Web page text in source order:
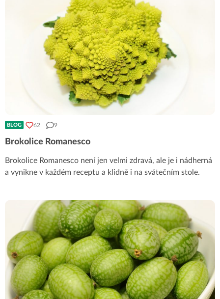
BLOG 62 9
Brokolice Romanesco
Brokolice Romanesco není jen velmi zdravá, ale je i nádherná
a vynikne v každém receptu a klidně i na svátečním stole.